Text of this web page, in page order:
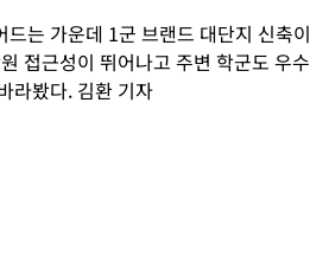
는 가운데 1군 브랜드 대단지 신축이
접근성이 뛰어나고 주변 학군도 우수
라봤다. 김환 기자